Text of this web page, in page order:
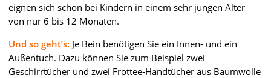
eignen sich schon bei Kindern in einem sehr jungen Alter
von nur 6 bis 12 Monaten.
Und so geht’s: Je Bein benötigen Sie ein Innen- und ein
Außentuch. Dazu können Sie zum Beispiel zwei
Geschirrtücher und zwei Frottee-Handtücher aus Baumwolle